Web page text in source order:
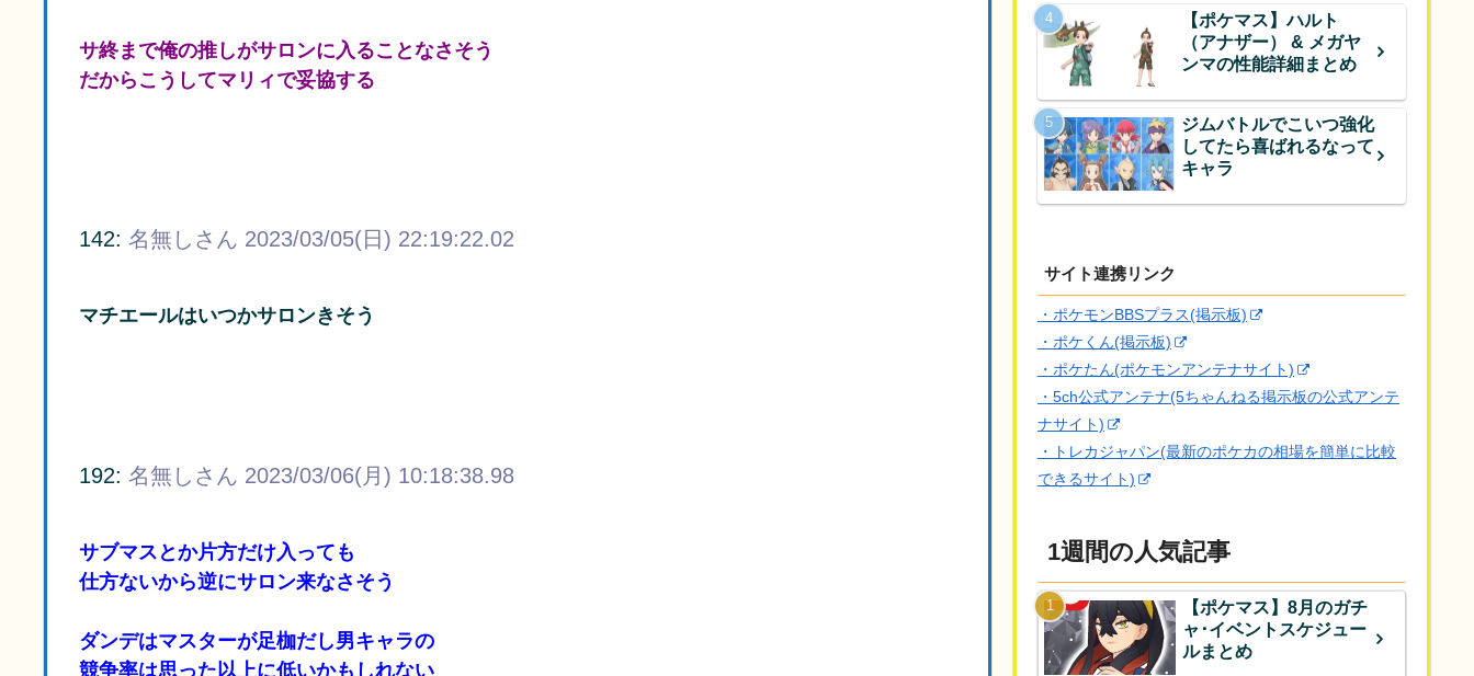
サ終まで俺の推しがサロンに入ることなさそう
だからこうしてマリィで妥協する
142: 名無しさん 2023/03/05(日) 22:19:22.02
マチエールはいつかサロンきそう
192: 名無しさん 2023/03/06(月) 10:18:38.98
サブマスとか片方だけ入っても
仕方ないから逆にサロン来なさそう
ダンデはマスターが足枷だし男キャラの
競争率は思った以上に低いかもしれない
【ポケマス】ハルト
（アナザー） & メガヤ
ンマの性能詳細まとめ
ジムバトルでこいつ強化
してたら喜ばれるなって
キャラ
サイト連携リンク
・ポケモンBBSプラス(掲示板)
・ポケくん(掲示板)
・ポケたん(ポケモンアンテナサイト)
・5ch公式アンテナ(5ちゃんねる掲示板の公式アンテ
ナサイト)
・トレカジャパン(最新のポケカの相場を簡単に比較
できるサイト)
1週間の人気記事
【ポケマス】8月のガチ
ャ･イベントスケジュー
ルまとめ